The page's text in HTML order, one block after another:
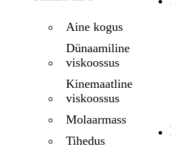
Aine kogus
Dünaamiline
viskoossus
Kinemaatline
viskoossus
Molaarmass
Tihedus